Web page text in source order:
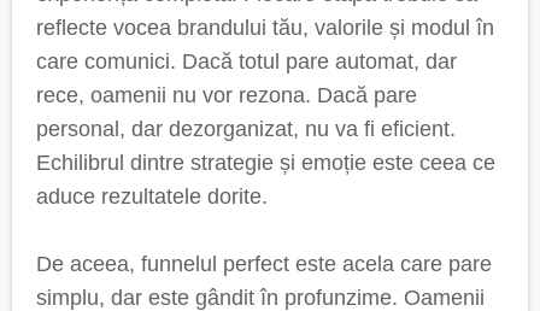
reflecte vocea brandului tău, valorile și modul în
care comunici. Dacă totul pare automat, dar
rece, oamenii nu vor rezona. Dacă pare
personal, dar dezorganizat, nu va fi eficient.
Echilibrul dintre strategie și emoție este ceea ce
aduce rezultatele dorite.
De aceea, funnelul perfect este acela care pare
simplu, dar este gândit în profunzime. Oamenii